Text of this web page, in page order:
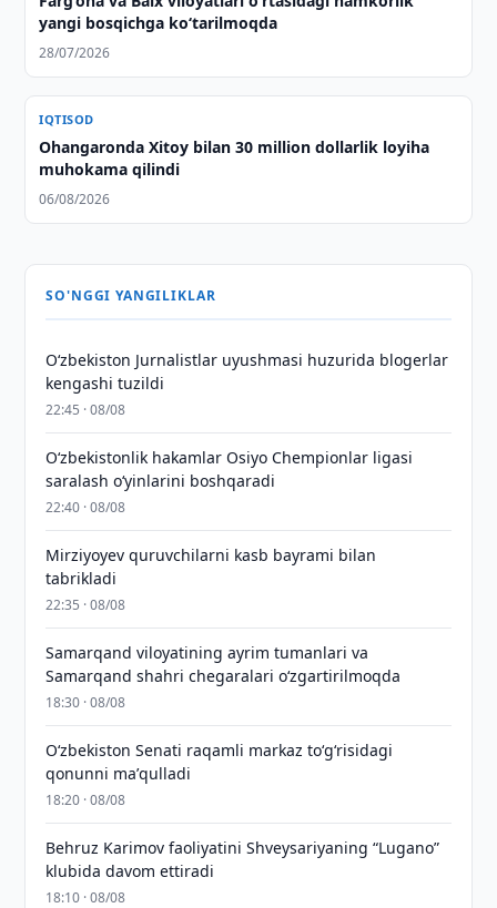
yangi bosqichga ko‘tarilmoqda
28/07/2026
IQTISOD
Ohangaronda Xitoy bilan 30 million dollarlik loyiha
muhokama qilindi
06/08/2026
SO'NGGI YANGILIKLAR
O‘zbekiston Jurnalistlar uyushmasi huzurida blogerlar
kengashi tuzildi
22:45 · 08/08
O‘zbekistonlik hakamlar Osiyo Chempionlar ligasi
saralash o‘yinlarini boshqaradi
22:40 · 08/08
Mirziyoyev quruvchilarni kasb bayrami bilan
tabrikladi
22:35 · 08/08
Samarqand viloyatining ayrim tumanlari va
Samarqand shahri chegaralari oʻzgartirilmoqda
18:30 · 08/08
Oʻzbekiston Senati raqamli markaz toʻgʻrisidagi
qonunni maʼqulladi
18:20 · 08/08
Behruz Karimov faoliyatini Shveysariyaning “Lugano”
klubida davom ettiradi
18:10 · 08/08